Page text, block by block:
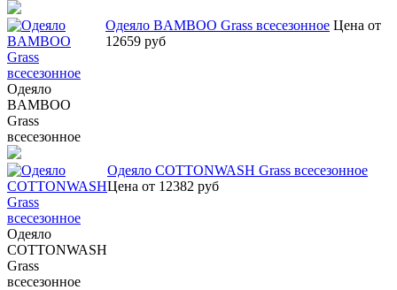
Одеяло
BAMBOO
Grass
всесезонное
Одеяло BAMBOO Grass всесезонное Цена от
12659 руб
Одеяло
COTTONWASH
Grass
всесезонное
Одеяло COTTONWASH Grass всесезонное
Цена от 12382 руб